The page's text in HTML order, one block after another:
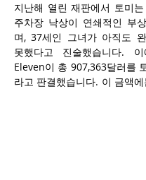
지난해 열린 재판에서 토미
주차장 낙상이 연쇄적인 부
며, 37세인 그녀가 아직도
못했다고 진술했습니다.
Eleven이 총 907,363달러를
라고 판결했습니다. 이 금액